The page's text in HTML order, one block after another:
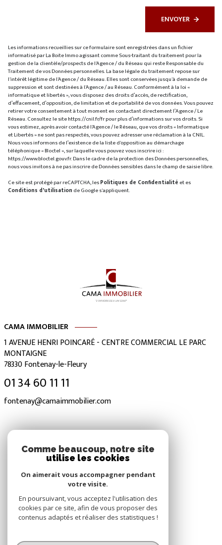
ENVOYER
Les informations recueillies sur ce formulaire sont enregistrées dans un fichier
informatisé par La Boite Immo agissant comme Sous-traitant du traitement pour la
gestion de la clientèle/prospects de l'Agence / du Réseau qui reste Responsable du
Traitement de vos Données personnelles. La base légale du traitement repose sur
l'intérêt légitime de l'Agence / du Réseau. Elles sont conservées jusqu'à demande de
suppression et sont destinées à l'Agence / au Réseau. Conformément à la loi «
informatique et libertés », vous disposez des droits d’accès, de rectification,
d’effacement, d’opposition, de limitation et de portabilité de vos données. Vous pouvez
retirer votre consentement à tout moment en contactant directement l’Agence / Le
Réseau. Consultez le sitehttps://cnil.fr/frpour plus d’informations sur vos droits. Si
vous estimez, après avoir contacté l'Agence / le Réseau, que vos droits « Informatique
et Libertés » ne sont pas respectés, vous pouvez adresser une réclamation à la CNIL.
Nous vous informons de l’existence de la liste d'opposition au démarchage
téléphonique « Bloctel », sur laquelle vous pouvez vous inscrire ici :
https://www.bloctel.gouv.fr. Dans le cadre de la protection des Données personnelles,
nous vous invitons à ne pas inscrire de Données sensibles dans le champ de saisie libre.
Ce site est protégé par reCAPTCHA, lesPolitiques de Confidentialité et es
Conditions d'utilisation de Google s'appliquent.
CAMA IMMOBILIER
1 AVENUE HENRI POINCARÉ - CENTRE COMMERCIAL LE PARC
MONTAIGNE
78330Fontenay-le-Fleury
01 34 60 11 11
fontenay@camaimmobilier.com
Nous suivre
© 2026 | Tous droits réservés
Comme beaucoup, notre site
utilise les cookies
On aimerait vous accompagner pendant
votre visite.
En poursuivant, vous acceptez l'utilisation des
cookies par ce site, afin de vous proposer des
contenus adaptés et réaliser des statistiques !